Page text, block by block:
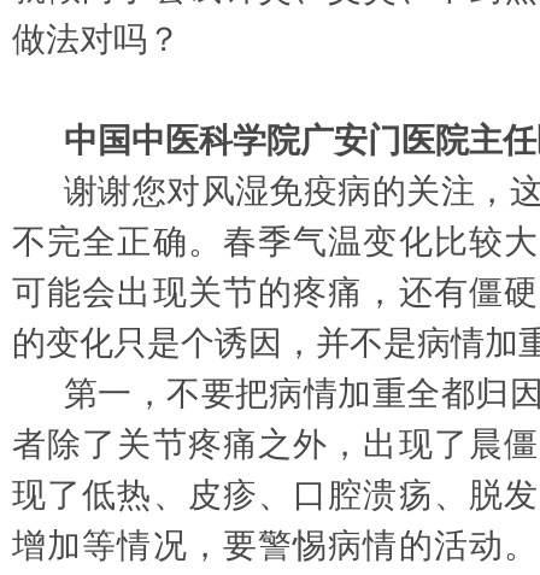
做法对吗？
中国中医科学院广安门医院主
谢谢您对风湿免疫病的关注，
不完全正确。春季气温变化比较
可能会出现关节的疼痛，还有僵
的变化只是个诱因，并不是病情加
第一，不要把病情加重全都归
者除了关节疼痛之外，出现了晨
现了低热、皮疹、口腔溃疡、脱
增加等情况，要警惕病情的活动